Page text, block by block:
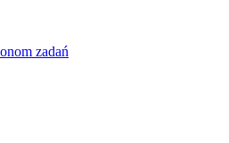
zadań